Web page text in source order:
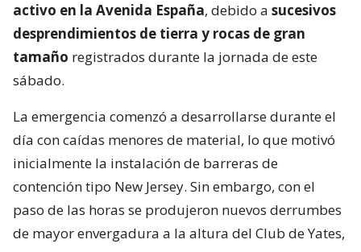
activo en la Avenida España, debido a sucesivos
desprendimientos de tierra y rocas de gran
tamaño registrados durante la jornada de este
sábado.
La emergencia comenzó a desarrollarse durante el
día con caídas menores de material, lo que motivó
inicialmente la instalación de barreras de
contención tipo New Jersey. Sin embargo, con el
paso de las horas se produjeron nuevos derrumbes
de mayor envergadura a la altura del Club de Yates,